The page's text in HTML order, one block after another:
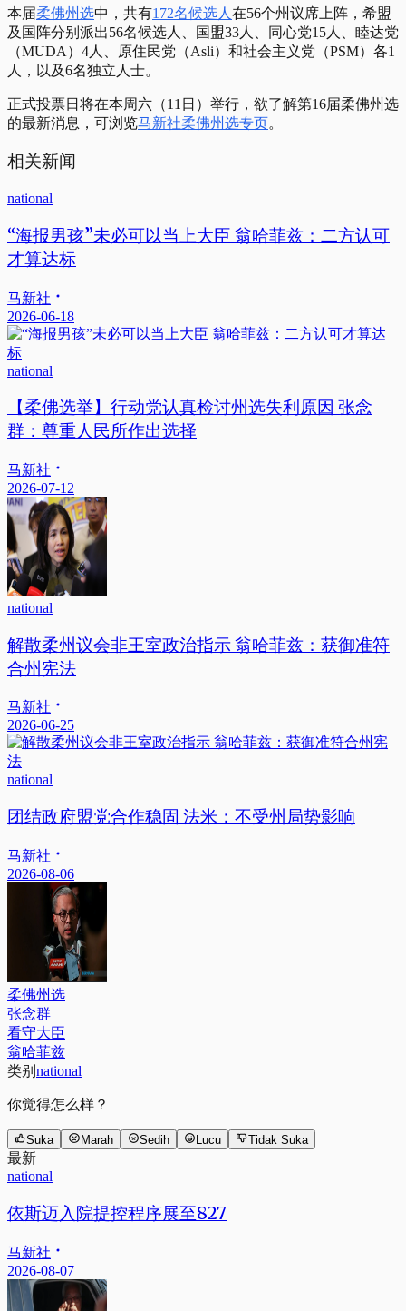
本届柔佛州选中，共有172名候选人 在56个州议席上阵，希盟
及国阵分别派出56名候选人、国盟33人、同心党15人、睦达党
（MUDA）4人、原住民党（Asli）和社会主义党（PSM）各1
人，以及6名独立人士。
正式投票日将在本周六（11日）举行，欲了解第16届柔佛州选
的最新消息，可浏览马新社柔佛州选专页。
相关新闻
national
“海报男孩”未必可以当上大臣 翁哈菲兹：二方认可
才算达标
马新社
2026-06-18
national
【柔佛选举】行动党认真检讨州选失利原因 张念
群：尊重人民所作出选择
马新社
2026-07-12
national
解散柔州议会非王室政治指示 翁哈菲兹：获御准符
合州宪法
马新社
2026-06-25
national
团结政府盟党合作稳固 法米：不受州局势影响
马新社
2026-08-06
柔佛州选
张念群
看守大臣
翁哈菲兹
类别 national
你觉得怎么样？
Suka Marah Sedih Lucu Tidak Suka
最新
national
依斯迈入院提控程序展至827
马新社
2026-08-07